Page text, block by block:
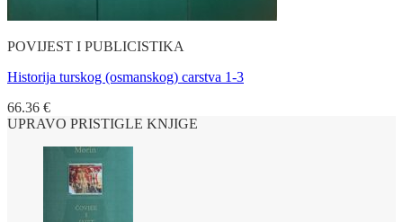
POVIJEST I PUBLICISTIKA
Historija turskog (osmanskog) carstva 1-3
66.36 €
UPRAVO PRISTIGLE KNJIGE